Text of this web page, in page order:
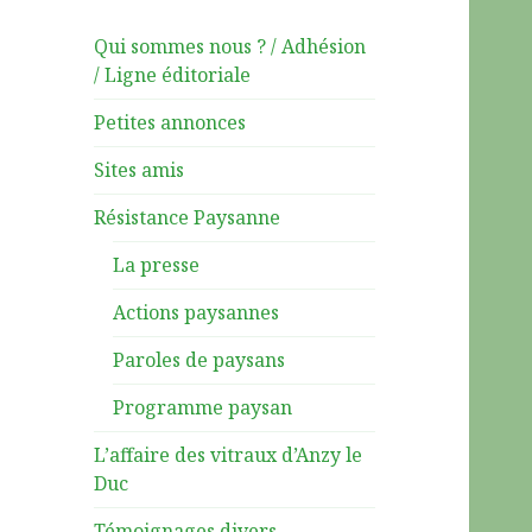
Qui sommes nous ? / Adhésion
/ Ligne éditoriale
Petites annonces
Sites amis
Résistance Paysanne
La presse
Actions paysannes
Paroles de paysans
Programme paysan
L’affaire des vitraux d’Anzy le
Duc